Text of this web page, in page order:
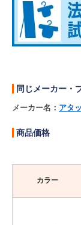
同じメーカー・
メーカー名： アタ
商品価格
カラー